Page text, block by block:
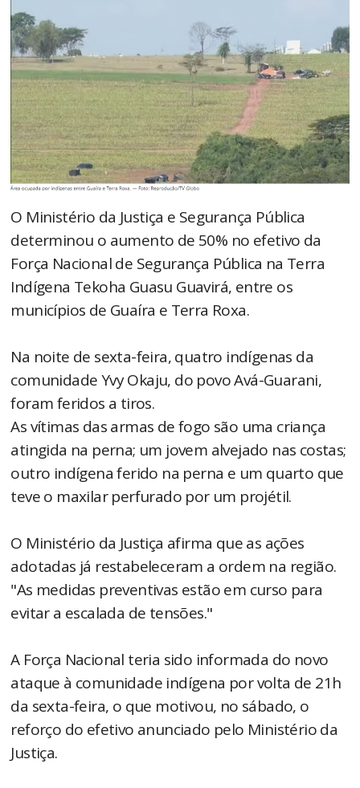
O Ministério da Justiça e Segurança Pública
determinou o aumento de 50% no efetivo da
Força Nacional de Segurança Pública na Terra
Indígena Tekoha Guasu Guavirá, entre os
municípios de Guaíra e Terra Roxa.
Na noite de sexta-feira, quatro indígenas da
comunidade Yvy Okaju, do povo Avá-Guarani,
foram feridos a tiros.
As vítimas das armas de fogo são uma criança
atingida na perna; um jovem alvejado nas costas;
outro indígena ferido na perna e um quarto que
teve o maxilar perfurado por um projétil.
O Ministério da Justiça afirma que as ações
adotadas já restabeleceram a ordem na região.
"As medidas preventivas estão em curso para
evitar a escalada de tensões."
A Força Nacional teria sido informada do novo
ataque à comunidade indígena por volta de 21h
da sexta-feira, o que motivou, no sábado, o
reforço do efetivo anunciado pelo Ministério da
Justiça.